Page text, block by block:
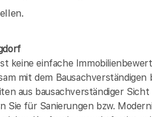
keine einfache
mit dem
aus bausachverständiger
Sie für Sanierungen bzw.